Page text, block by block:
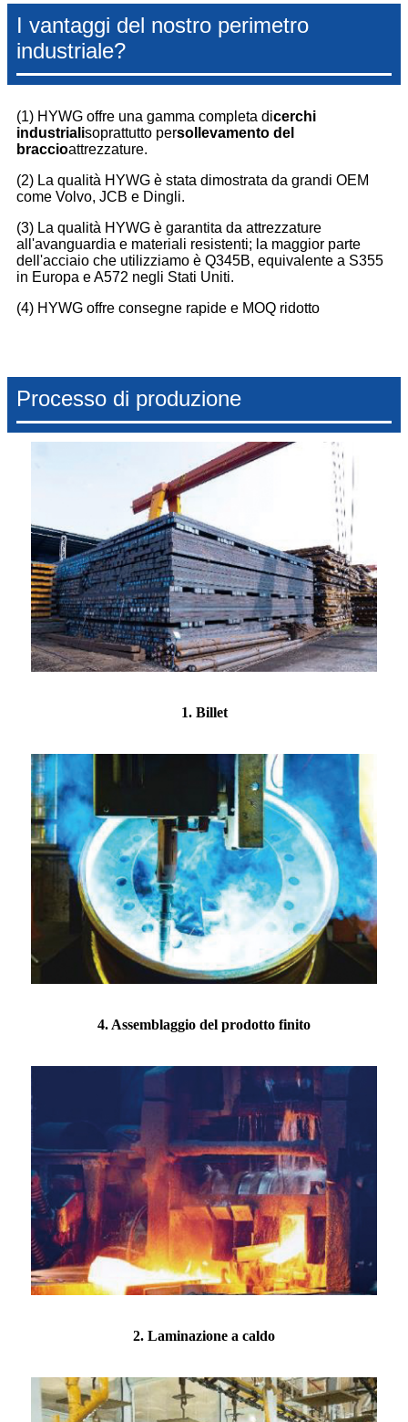
I vantaggi del nostro perimetro
industriale?
(1) HYWG offre una gamma completa dicerchi
industrialisoprattutto persollevamento del
braccioattrezzature.
(2) La qualità HYWG è stata dimostrata da grandi OEM
come Volvo, JCB e Dingli.
(3) La qualità HYWG è garantita da attrezzature
all'avanguardia e materiali resistenti; la maggior parte
dell'acciaio che utilizziamo è Q345B, equivalente a S355
in Europa e A572 negli Stati Uniti.
(4) HYWG offre consegne rapide e MOQ ridotto
Processo di produzione
1. Billet
4. Assemblaggio del prodotto finito
2. Laminazione a caldo